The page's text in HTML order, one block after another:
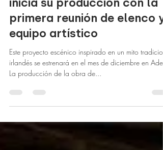
El musical canario ‘Moher’
inicia su producción con la
primera reunión de elenco y
equipo artístico
Este proyecto escénico inspirado en un mito
La producción de la obra de...